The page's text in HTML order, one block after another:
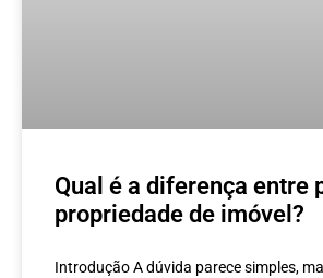
Qual é a diferença entre
propriedade de imóvel?
Introdução A dúvida parece simples,